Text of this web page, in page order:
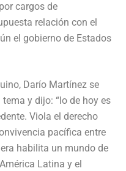
cargos de
relación con el
el gobierno de Estados
Darío Martínez se
y dijo: “lo de hoy es
Viola el derecho
pacífica entre
habilita un mundo de
Latina y el